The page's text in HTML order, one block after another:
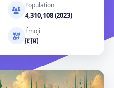
Population
4,310,108 (2023)
Émoji
🇰🇼